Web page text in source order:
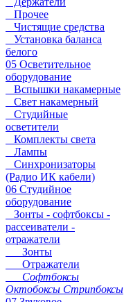
Прочее
Чистящие средства
Установка баланса
белого
05 Осветительное
оборудование
Вспышки накамерные
Свет накамерный
Студийные
осветители
Комплекты света
Лампы
Синхронизаторы
(Радио ИК кабели)
06 Студийное
оборудование
Зонты - софтбоксы -
рассеиватели -
отражатели
Зонты
Отражатели
Софтбоксы
Октобоксы Стрипбоксы